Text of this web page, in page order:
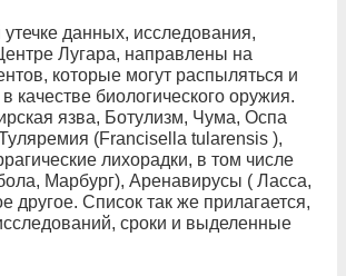
данных, исследования,
Лугара, направлены на
которые могут распыляться и
качестве биологического оружия.
язва, Ботулизм, Чума, Оспа
(Francisella tularensis ),
лихорадки, в том числе
Марбург), Аренавирусы ( Ласса,
другое. Список так же прилагается,
сроки и выделенные